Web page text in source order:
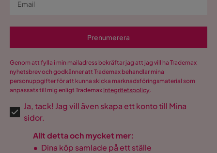
Prenumerera
Genom att fylla i min mailadress bekräftar jag att jag vill ha Trademax
nyhetsbrev och godkänner att Trademax behandlar mina
personuppgifter för att kunna skicka marknadsföringsmaterial som
anpassats till mig enligt Trademax Integritetspolicy.
Ja, tack! Jag vill även skapa ett konto till Mina
sidor.
Allt detta och mycket mer:
• Dina köp samlade på ett ställe